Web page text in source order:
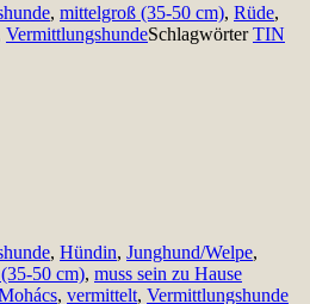
, mittelgroß (35-50 cm), Rüde,
VermittlungshundeSchlagwörterTIN
, Hündin, Junghund/Welpe,
50 cm), muss sein zu Hause
, vermittelt, Vermittlungshunde